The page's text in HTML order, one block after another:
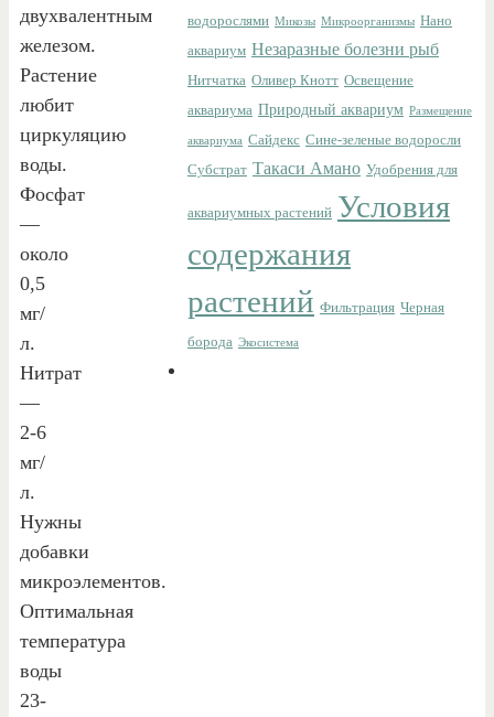
двухвалентным
железом.
Растение
любит
циркуляцию
воды.
Фосфат
—
около
0,5
мг/
л.
Нитрат
—
2-6
мг/
л.
Нужны
добавки
микроэлементов.
Оптимальная
температура
воды
23-
водорослями Микозы Микроорганизмы Нано
аквариум Незаразные болезни рыб
Нитчатка Оливер Кнотт Освещение
аквариума Природный аквариум Размещение
аквариума Сайдекс Сине-зеленые водоросли
Субстрат Такаси Амано Удобрения для
аквариумных растений Условия
содержания
растений Фильтрация Черная
борода Экосистема